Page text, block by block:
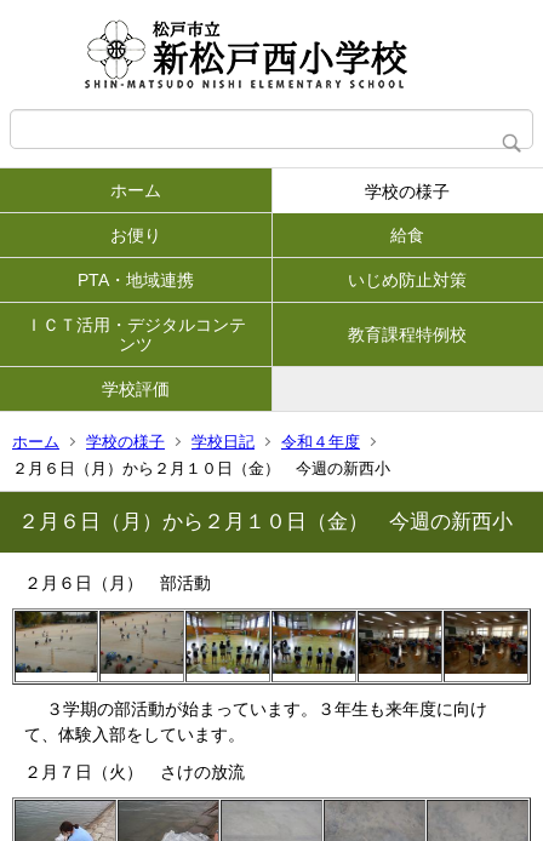
ホーム 学校の様子
お便り 給食
PTA・地域連携 いじめ防止対策
ＩＣＴ活用・デジタルコンテ
ンツ
教育課程特例校
学校評価
ホーム 学校の様子 学校日記
令和４年度
２月６日（月）から２月１０日（金） 今週の新西小
２月６日（月）から２月１０日（金） 今週の新西小
２月６日（月） 部活動
３学期の部活動が始まっています。３年生も来年度に向け
て、体験入部をしています。
２月７日（火） さけの放流